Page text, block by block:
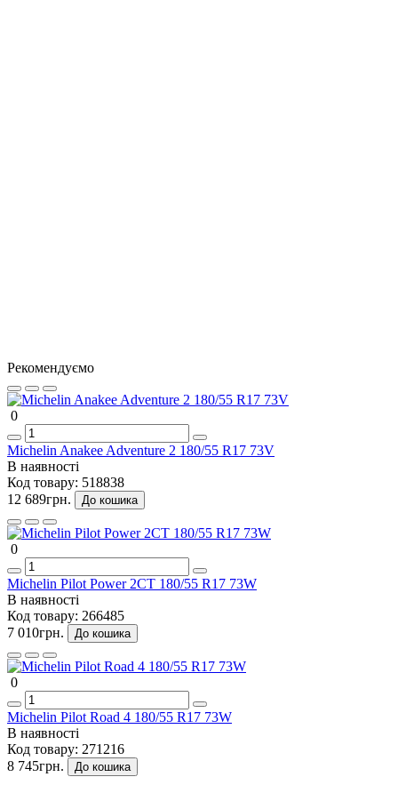
Рекомендуємо
0
Michelin Anakee Adventure 2 180/55 R17 73V
В наявності
Код товару: 518838
12 689грн.
До кошика
0
Michelin Pilot Power 2CT 180/55 R17 73W
В наявності
Код товару: 266485
7 010грн.
До кошика
0
Michelin Pilot Road 4 180/55 R17 73W
В наявності
Код товару: 271216
8 745грн.
До кошика